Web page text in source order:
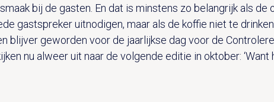
bij de gasten. En dat is minstens zo belangrijk als
gastspreker uitnodigen, maar als de koffie niet te
blijver geworden voor de jaarlijkse dag voor de
nu alweer uit naar de volgende editie in oktober: ‘Want